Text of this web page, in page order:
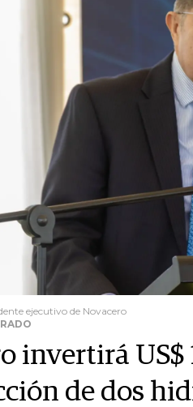
ejecutivo de Novacero
invertirá
de dos